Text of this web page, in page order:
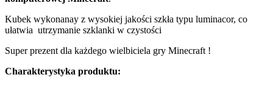
Kubek wykonanay z wysokiej jakości szkła typu luminacor, co
ułatwia utrzymanie szklanki w czystości
Super prezent dla każdego wielbiciela gry Minecraft !
Charakterystyka produktu: